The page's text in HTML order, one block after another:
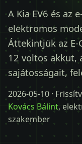
Blog
A Kia EV6 és az
elektromos
Áttekintjük az E-
12 voltos akkut,
sajátosságait,
2026-05-10 ·
Kovács Bálint,
szakember